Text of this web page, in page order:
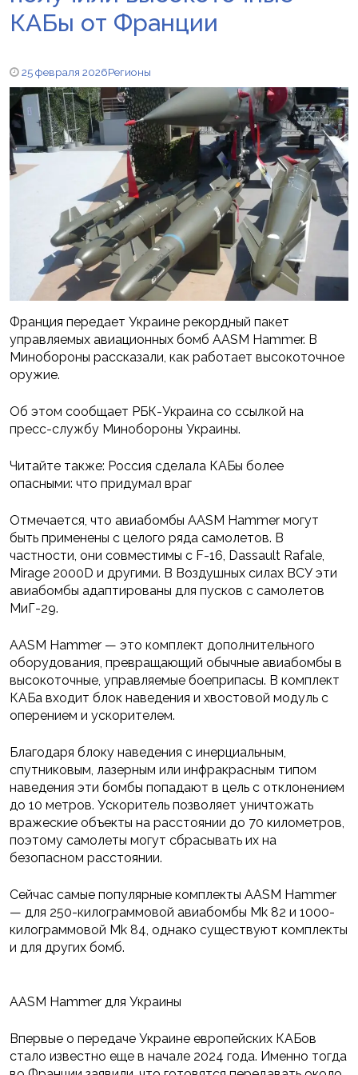
КАБы от Франции
25 февраля 2026Регионы
Франция передает Украине рекордный пакет
управляемых авиационных бомб AASM Hammer. В
Минобороны рассказали, как работает высокоточное
оружие.
Об этом сообщает РБК-Украина со ссылкой на
пресс-службу Минобороны Украины.
Читайте также: Россия сделала КАБы более
опасными: что придумал враг
Отмечается, что авиабомбы AASM Hammer могут
быть применены с целого ряда самолетов. В
частности, они совместимы с F-16, Dassault Rafale,
Mirage 2000D и другими. В Воздушных силах ВСУ эти
авиабомбы адаптированы для пусков с самолетов
МиГ-29.
AASM Hammer — это комплект дополнительного
оборудования, превращающий обычные авиабомбы в
высокоточные, управляемые боеприпасы. В комплект
КАБа входит блок наведения и хвостовой модуль с
оперением и ускорителем.
Благодаря блоку наведения с инерциальным,
спутниковым, лазерным или инфракрасным типом
наведения эти бомбы попадают в цель с отклонением
до 10 метров. Ускоритель позволяет уничтожать
вражеские объекты на расстоянии до 70 километров,
поэтому самолеты могут сбрасывать их на
безопасном расстоянии.
Сейчас самые популярные комплекты AASM Hammer
— для 250-килограммовой авиабомбы Mk 82 и 1000-
килограммовой Mk 84, однако существуют комплекты
и для других бомб.
AASM Hammer для Украины
Впервые о передаче Украине европейских КАБов
стало известно еще в начале 2024 года. Именно тогда